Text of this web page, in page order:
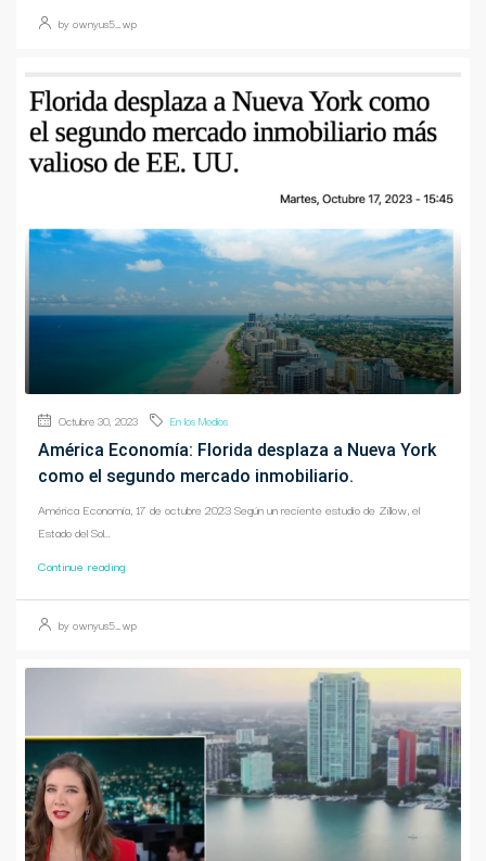
by ownyus5_wp
Octubre 30, 2023 En los Medios
América Economía: Florida desplaza a Nueva York
como el segundo mercado inmobiliario.
América Economía, 17 de octubre 2023 Según un reciente estudio de Zillow, el
Estado del Sol...
Continue reading
by ownyus5_wp